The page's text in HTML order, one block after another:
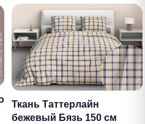
Ткань Таттерлайн
бежевый Бязь 150 см